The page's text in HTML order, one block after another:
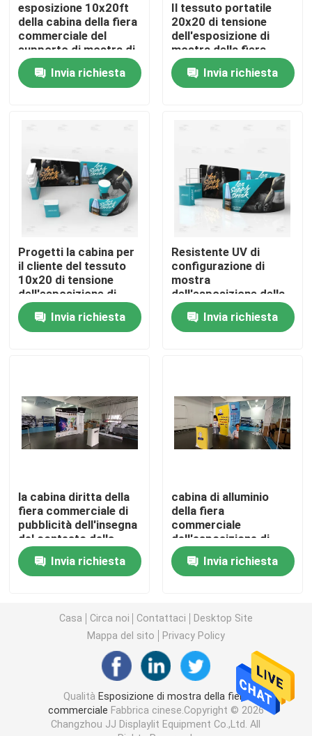
Casa
Prodotti
Fatory Tour
Contattaci
notizie
Esposizione di mostra della fiera commerciale
Esposizione di mostra di pop-up
Trade Show Hanging Banner
Scatola di luce di SEG
Banco di mostra dell'arco
Contesti personali di nozze
esposizione 10x20ft
della cabina della fiera
commerciale del
supporto di mostra di
3x6 m. Aluminum Alloy
Tube Invia richiesta
Il tessuto portatile
20x20 di tensione
dell'esposizione di
mostra della fiera
commerciale sta la
cabinaInvia richiesta
Progetti la cabina per
il cliente del tessuto
10x20 di tensione
dell'esposizione di
mostra della fiera
commerciale
Invia richiesta
Resistente UV di
configurazione di
mostra
dell'esposizione della
cabina rapida di
alluminio della fiera
commerciale
Invia richiesta
la cabina diritta della
fiera commerciale di
pubblicità dell'insegna
del contesto della
curva di 10ft tira sulle
insegneInvia richiesta
cabina di alluminio
della fiera
commerciale
dell'esposizione di
mostra della fiera
commerciale curva
30ft per CES
Invia richiesta
Casa Circa noi Contattaci
Desktop Site
Mappa del sito
Privacy Policy
Qualità Esposizione di mostra della fiera
commerciale Fabbrica cinese.Copyright © 2026
Changzhou JJ Displaylit Equipment Co.,Ltd. All